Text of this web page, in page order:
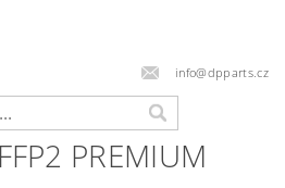
info@dpparts.cz
PREMIUM